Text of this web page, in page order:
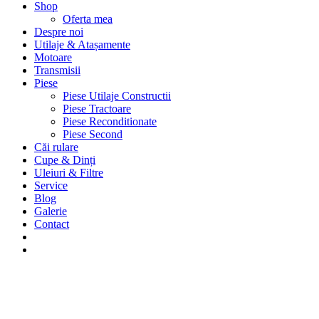
Shop
Oferta mea
Despre noi
Utilaje & Atașamente
Motoare
Transmisii
Piese
Piese Utilaje Constructii
Piese Tractoare
Piese Reconditionate
Piese Second
Căi rulare
Cupe & Dinți
Uleiuri & Filtre
Service
Blog
Galerie
Contact